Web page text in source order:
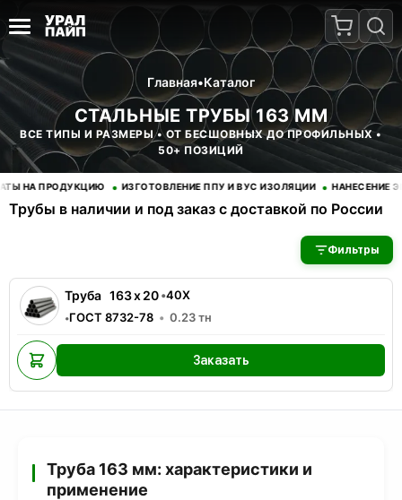
Главная•Каталог
СТАЛЬНЫЕ ТРУБЫ 163 ММ
ВСЕ ТИПЫ И РАЗМЕРЫ • ОТ БЕСШОВНЫХ ДО ПРОФИЛЬНЫХ •
50+ ПОЗИЦИЙ
НА ПРОДУКЦИЮ • ИЗГОТОВЛЕНИЕ ППУ И ВУС ИЗОЛЯЦИИ • НАНЕСЕНИЕ
Трубы в наличии и под заказ с доставкой по России
В наличии 1 позиций трубы стальные. Купить трубы оптом с
Фильтры
Труба 163x20•40Х
•ГОСТ 8732-78 0.23тн
Заказать
Труба 163 мм: характеристики и
применение